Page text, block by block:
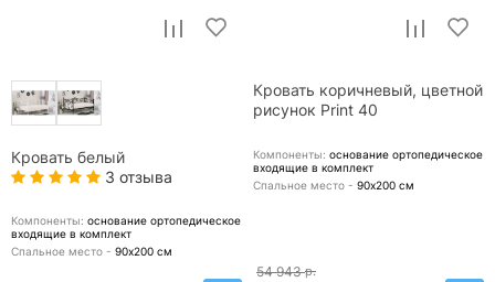
Кровать белый
3 отзыва
Компоненты: основание ортопедическое
входящие в комплект
Спальное место - 90х200 см
Кровать коричневый, цветной
рисунок Print 40
Компоненты: основание ортопедическое
входящие в комплект
Спальное место - 90х200 см
54 943 р.